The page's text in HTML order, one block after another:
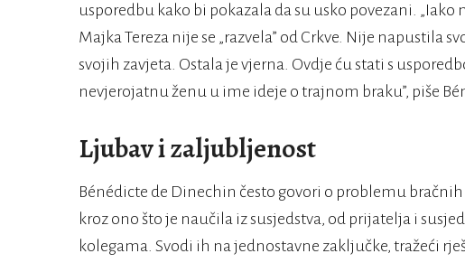
usporedbu kako bi pokazala da su usko povezani.
Majka Tereza nije se „razvela” od Crkve. Nije napustila
svojih zavjeta. Ostala je vjerna. Ovdje ću stati s
nevjerojatnu ženu u ime ideje o trajnom braku”, piše
Ljubav i zaljubljenost
Bénédicte de Dinechin često govori o problemu
kroz ono što je naučila iz susjedstva, od prijatelja i
kolegama. Svodi ih na jednostavne zaključke, tražeći